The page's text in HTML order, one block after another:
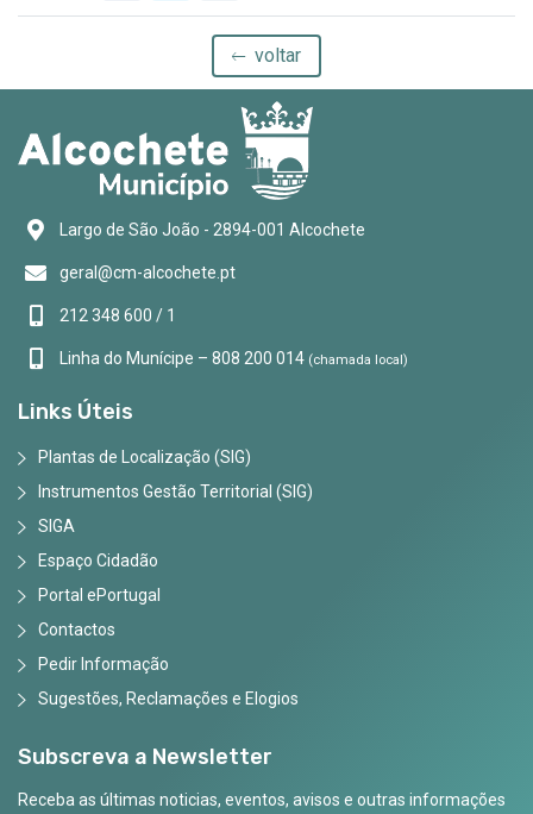
voltar
Largo de São João - 2894-001 Alcochete
geral@cm-alcochete.pt
212 348 600 / 1
Linha do Munícipe – 808 200 014 (chamada local)
Links Úteis
Plantas de Localização (SIG)
Instrumentos Gestão Territorial (SIG)
SIGA
Espaço Cidadão
Portal ePortugal
Contactos
Pedir Informação
Sugestões, Reclamações e Elogios
Subscreva a Newsletter
Receba as últimas noticias, eventos, avisos e outras informações